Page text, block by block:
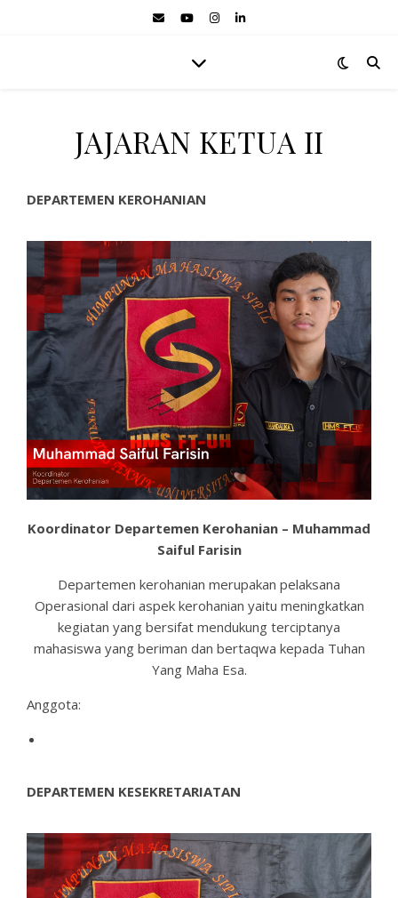
JAJARAN KETUA II
DEPARTEMEN KEROHANIAN
Koordinator Departemen Kerohanian – Muhammad
Saiful Farisin
Departemen kerohanian merupakan pelaksana
Operasional dari aspek kerohanian yaitu meningkatkan
kegiatan yang bersifat mendukung terciptanya
mahasiswa yang beriman dan bertaqwa kepada Tuhan
Yang Maha Esa.
Anggota:
DEPARTEMEN KESEKRETARIATAN